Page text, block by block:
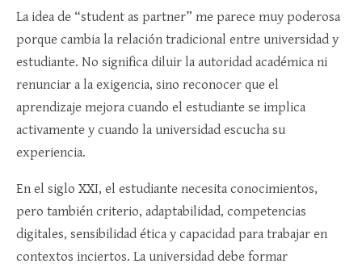
La idea de “student as partner” me parece muy poderosa
porque cambia la relación tradicional entre universidad y
estudiante. No significa diluir la autoridad académica ni
renunciar a la exigencia, sino reconocer que el
aprendizaje mejora cuando el estudiante se implica
activamente y cuando la universidad escucha su
experiencia.
En el siglo XXI, el estudiante necesita conocimientos,
pero también criterio, adaptabilidad, competencias
digitales, sensibilidad ética y capacidad para trabajar en
contextos inciertos. La universidad debe formar